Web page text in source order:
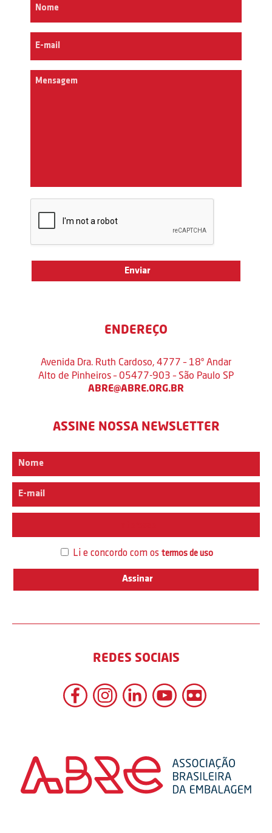
ENDEREÇO
Avenida Dra. Ruth Cardoso, 4777 – 18º Andar
Alto de Pinheiros – 05477-903 – São Paulo SP
ABRE@ABRE.ORG.BR
ASSINE NOSSA NEWSLETTER
Li e concordo com os termos de uso
REDES SOCIAIS